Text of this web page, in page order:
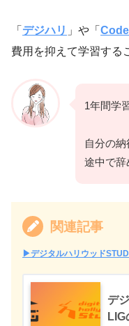
「 デジハリ 」や「
費用を抑えて学習する
1年間学
自分の
途中で辞
関連記事
▶︎デジタルハリウッド
デ